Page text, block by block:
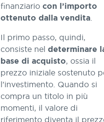
finanziario con l’importo
ottenuto dalla vendita.
Il primo passo, quindi,
consiste nel determinare
base di acquisto, ossia il
prezzo iniziale sostenuto
l’investimento. Quando si
compra un titolo in più
momenti, il valore di
riferimento diventa il